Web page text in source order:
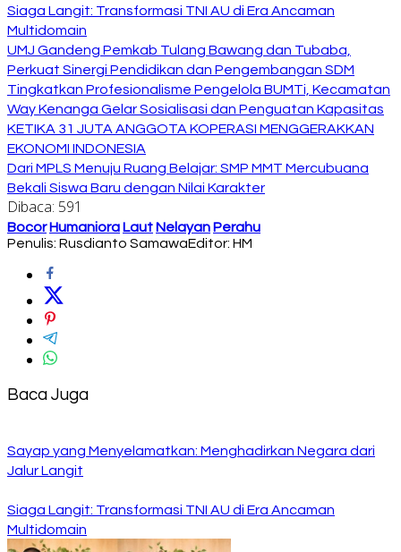
Siaga Langit: Transformasi TNI AU di Era Ancaman
Multidomain
UMJ Gandeng Pemkab Tulang Bawang dan Tubaba,
Perkuat Sinergi Pendidikan dan Pengembangan SDM
Tingkatkan Profesionalisme Pengelola BUMTi, Kecamatan
Way Kenanga Gelar Sosialisasi dan Penguatan Kapasitas
KETIKA 31 JUTA ANGGOTA KOPERASI MENGGERAKKAN
EKONOMI INDONESIA
Dari MPLS Menuju Ruang Belajar: SMP MMT Mercubuana
Bekali Siswa Baru dengan Nilai Karakter
Dibaca: 591
Bocor Humaniora Laut Nelayan Perahu
Penulis: Rusdianto SamawaEditor: HM
Baca Juga
Sayap yang Menyelamatkan: Menghadirkan Negara dari
Jalur Langit
Siaga Langit: Transformasi TNI AU di Era Ancaman
Multidomain